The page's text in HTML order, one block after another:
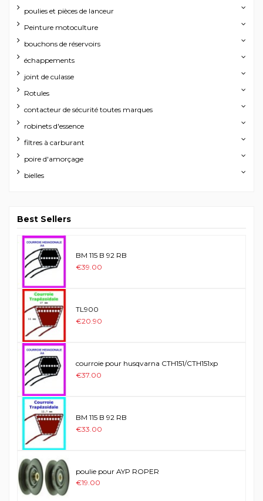
poulies et pièces de lanceur
Peinture motoculture
bouchons de réservoirs
échappements
joint de culasse
Rotules
contacteur de sécurité toutes marques
robinets d'essence
filtres à carburant
poire d'amorçage
bielles
Best Sellers
BM 115 B 92 RB
€39.00
TL900
€20.90
courroie pour husqvarna CTH151/CTH151xp
€37.00
BM 115 B 92 RB
€33.00
poulie pour AYP ROPER
€19.00